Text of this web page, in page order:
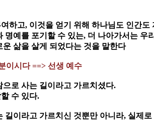
하고, 이것을 얻기 위해 하나님도 인간
예를 포기할 수 있는, 더 나아가서는
삶을 살게 되었다는 것을 말한다
이시다 ==> 선생 예수
로 사는 길이라고 가르치셨다.
수 있다.
이라고 가르치신 것뿐만 아니라, 실제